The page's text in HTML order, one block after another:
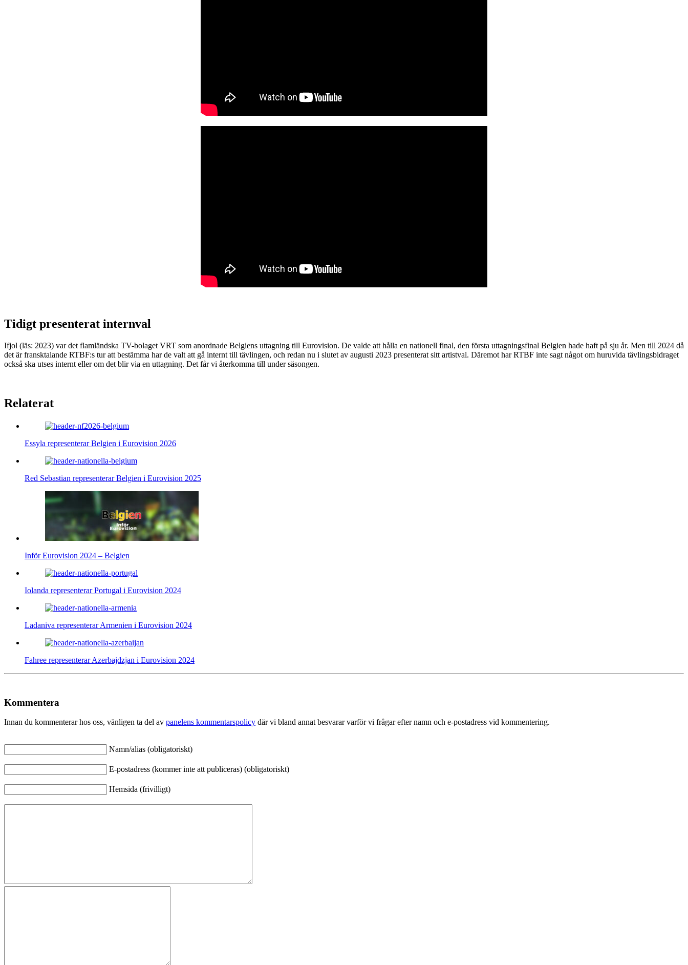
Tidigt presenterat internval
Ifjol (läs: 2023) var det flamländska TV-bolaget VRT som anordnade Belgiens uttagning till Eurovision. De valde att hålla en nationell final, den första uttagningsfinal Belgien hade haft på sju år. Men till 2024 då
det är fransktalande RTBF:s tur att bestämma har de valt att gå internt till tävlingen, och redan nu i slutet av augusti 2023 presenterat sitt artistval. Däremot har RTBF inte sagt något om huruvida tävlingsbidraget
också ska utses internt eller om det blir via en uttagning. Det får vi återkomma till under säsongen.
Relaterat
Essyla representerar Belgien i Eurovision 2026
Red Sebastian representerar Belgien i Eurovision 2025
Inför Eurovision 2024 – Belgien
Iolanda representerar Portugal i Eurovision 2024
Ladaniva representerar Armenien i Eurovision 2024
Fahree representerar Azerbajdzjan i Eurovision 2024
Kommentera
Innan du kommenterar hos oss, vänligen ta del av panelens kommentarspolicy där vi bland annat besvarar varför vi frågar efter namn och e-postadress vid kommentering.
Namn/alias (obligatoriskt)
E-postadress (kommer inte att publiceras) (obligatoriskt)
Hemsida (frivilligt)